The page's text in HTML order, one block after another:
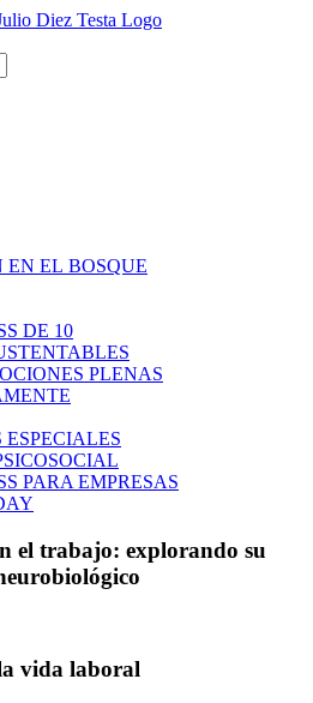
EL BOSQUE
DE 10
PLENAS
ESPECIALES
PARA EMPRESAS
el trabajo: explorando su
vida laboral